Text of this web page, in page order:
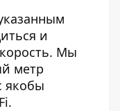
и
Мы
метр
якобы